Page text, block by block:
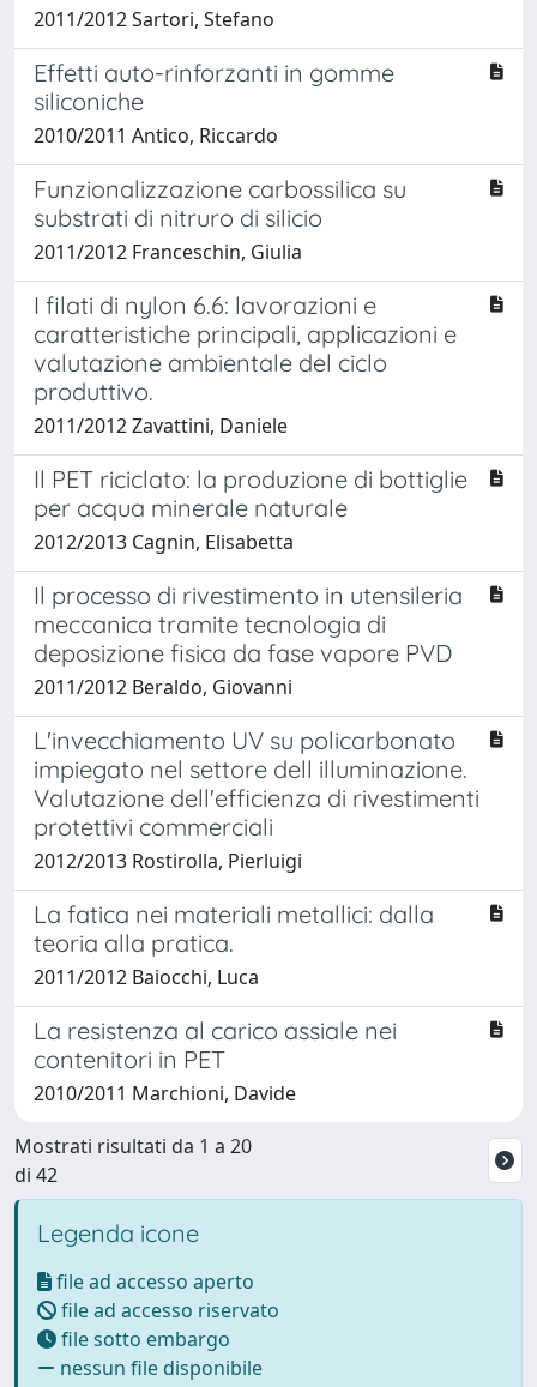
2011/2012 Sartori, Stefano
Effetti auto-rinforzanti in gomme
siliconiche
2010/2011 Antico, Riccardo
Funzionalizzazione carbossilica su
substrati di nitruro di silicio
2011/2012 Franceschin, Giulia
I filati di nylon 6.6: lavorazioni e
caratteristiche principali, applicazioni e
valutazione ambientale del ciclo
produttivo.
2011/2012 Zavattini, Daniele
Il PET riciclato: la produzione di bottiglie
per acqua minerale naturale
2012/2013 Cagnin, Elisabetta
Il processo di rivestimento in utensileria
meccanica tramite tecnologia di
deposizione fisica da fase vapore PVD
2011/2012 Beraldo, Giovanni
L'invecchiamento UV su policarbonato
impiegato nel settore dell illuminazione.
Valutazione dell'efficienza di rivestimenti
protettivi commerciali
2012/2013 Rostirolla, Pierluigi
La fatica nei materiali metallici: dalla
teoria alla pratica.
2011/2012 Baiocchi, Luca
La resistenza al carico assiale nei
contenitori in PET
2010/2011 Marchioni, Davide
Mostrati risultati da 1 a 20
di 42
Legenda icone
file ad accesso aperto
file ad accesso riservato
file sotto embargo
nessun file disponibile